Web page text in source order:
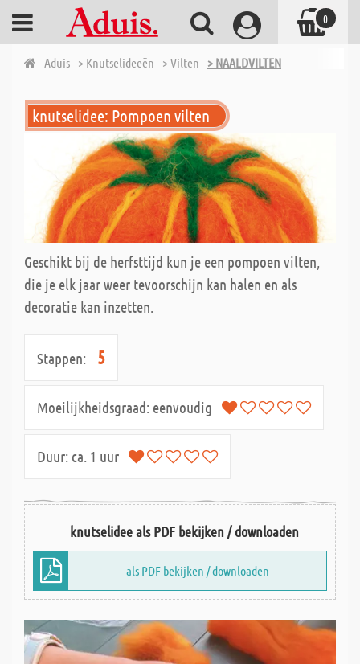
Aduis > Knutselideeën > Vilten > NAALDVILTEN
knutselidee: Pompoen vilten
Geschikt bij de herfsttijd kun je een pompoen vilten,
die je elk jaar weer tevoorschijn kan halen en als
decoratie kan inzetten.
Stappen: 5
Moeilijkheidsgraad: eenvoudig
Duur: ca. 1 uur
knutselidee als PDF bekijken / downloaden
als PDF bekijken / downloaden
0